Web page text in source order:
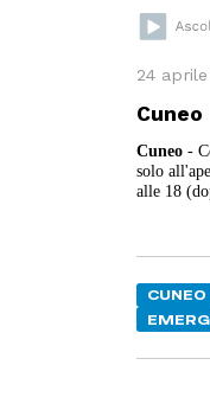
24 aprile
Cuneo
Cuneo -
solo
alle 18
CUNEO